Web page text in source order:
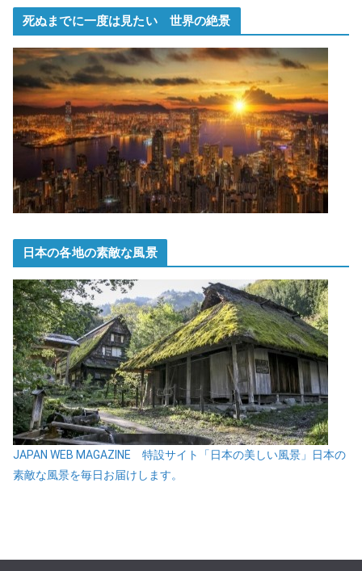
死ぬまでに一度は見たい 世界の絶景
日本の各地の素敵な風景
JAPAN WEB MAGAZINE 特設サイト「日本の美しい風景」日本の
素敵な風景を毎日お届けします。